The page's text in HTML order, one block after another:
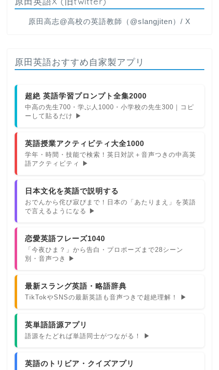
原田高志@高校の英語教師（@slangjiten）/ X
原田英語おすすめ自家製アプリ
超絶 英語学習プロンプト全集2000
中高の先生700・学ぶ人1000・小学校の先生300｜コピ
ーして貼るだけ ▶
英語授業アクティビティ大全1000
学年・時間・技能で検索！英日対訳＋音声つきの中高英
語アクティビティ ▶
日本文化を英語で説明する
おでんから侘び寂びまで！日本の「あたりまえ」を英語
で言えるようになる ▶
恋愛英語フレーズ1040
「今夜ひま？」から告白・プロポーズまで28シーン
別・音声つき ▶
最新スラング英語・略語辞典
TikTokやSNSの最新英語も音声つきで超絶理解！ ▶
英単語語源アプリ
語源をたどれば単語同士がつながる！ ▶
英語のトリビア・クイズアプリ